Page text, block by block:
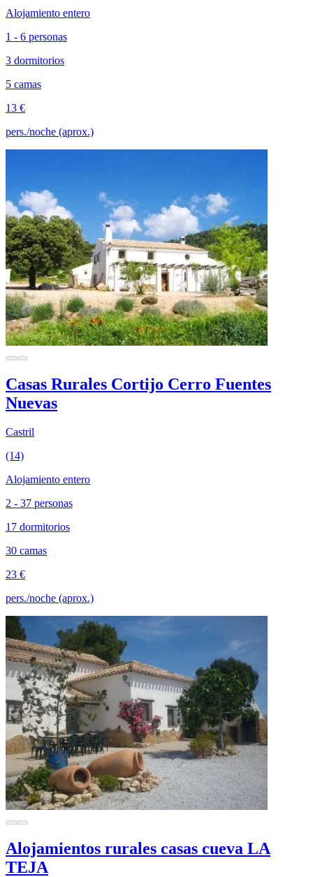
Alojamiento entero
1 - 6 personas
3 dormitorios
5 camas
13 €
pers./noche (aprox.)
Casas Rurales Cortijo Cerro Fuentes
Nuevas
Castril
(14)
Alojamiento entero
2 - 37 personas
17 dormitorios
30 camas
23 €
pers./noche (aprox.)
Alojamientos rurales casas cueva LA
TEJA